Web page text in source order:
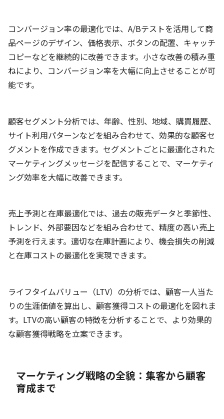
コンバージョン率の最適化では、A/Bテストを活用して商
品ページのデザイン、価格表示、ボタンの配置、キャッチ
コピーなどを継続的に改善できます。小さな改善の積み重
ねにより、コンバージョン率を大幅に向上させることが可
能です。
顧客セグメント分析では、年齢、性別、地域、購買履歴、
サイト利用パターンなどを組み合わせて、効果的な顧客セ
グメントを作成できます。セグメントごとに最適化された
マーケティングメッセージを配信することで、マーケティ
ング効率を大幅に改善できます。
売上予測と在庫最適化では、過去の販売データと季節性、
トレンド、外部要因などを組み合わせて、精度の高い売上
予測を行えます。適切な在庫計画により、機会損失の削減
と在庫コストの最適化を実現できます。
ライフタイムバリュー（LTV）の分析では、顧客一人当た
りの生涯価値を算出し、顧客獲得コストの最適化を図れま
す。LTVの高い顧客の特徴を分析することで、より効果的
な顧客獲得戦略を立案できます。
マーケティング戦略の全貌：集客から顧客
育成まで